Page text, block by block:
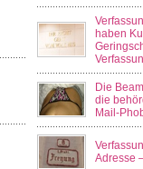
haben
Die
die
Mail-
Adresse